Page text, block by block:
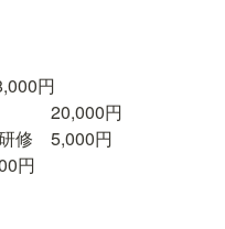
円
　　20,000円
5,000円
円